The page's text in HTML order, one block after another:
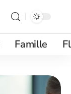
Famille